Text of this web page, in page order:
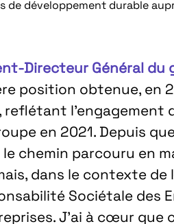
développement durable
Directeur Général du
position obtenue, en
l’engagement
en 2021. Depuis
le chemin parcouru en
dans le contexte de
Sociétale des
J’ai à cœur que